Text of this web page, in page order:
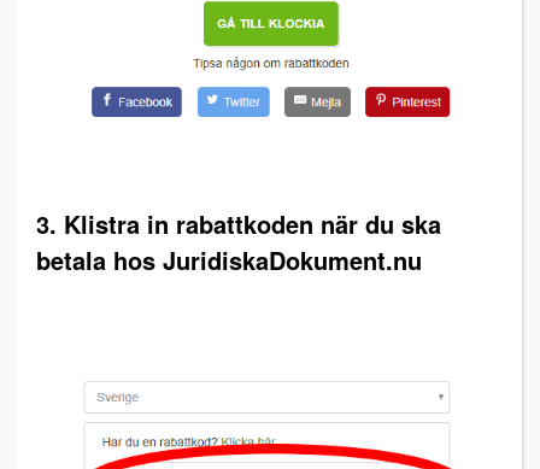
3. Klistra in rabattkoden när du ska
betala hos JuridiskaDokument.nu